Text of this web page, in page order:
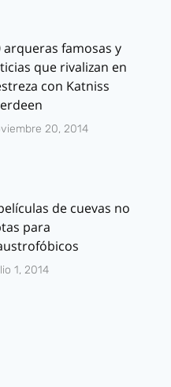
arqueras famosas y
que rivalizan en
con Katniss
20, 2014
de cuevas no
para
1, 2014